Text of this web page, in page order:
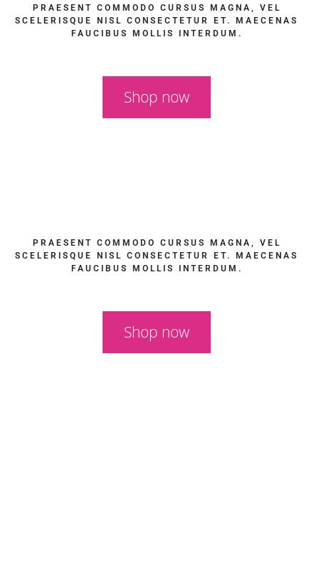
PRAESENT COMMODO CURSUS MAGNA, VEL
SCELERISQUE NISL CONSECTETUR ET. MAECENAS
FAUCIBUS MOLLIS INTERDUM.
Shop now
PRAESENT COMMODO CURSUS MAGNA, VEL
SCELERISQUE NISL CONSECTETUR ET. MAECENAS
FAUCIBUS MOLLIS INTERDUM.
Shop now